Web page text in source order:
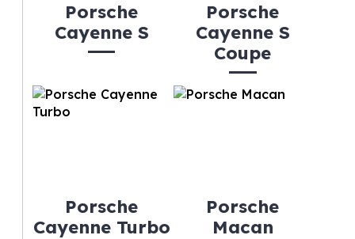
Porsche
Cayenne S
Porsche
Cayenne S
Coupe
Porsche
Cayenne Turbo
Porsche
Macan